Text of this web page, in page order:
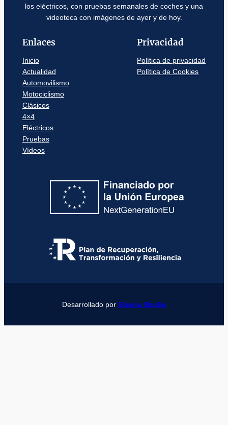
los eléctricos, con pruebas semanales de coches y una
videoteca con imágenes de ayer y de hoy.
Enlaces
Inicio
Actualidad
Automovilismo
Motociclismo
Clásicos
4×4
Eléctricos
Pruebas
Vídeos
Privacidad
Política de privacidad
Política de Cookies
Desarrollado por Girona Studio